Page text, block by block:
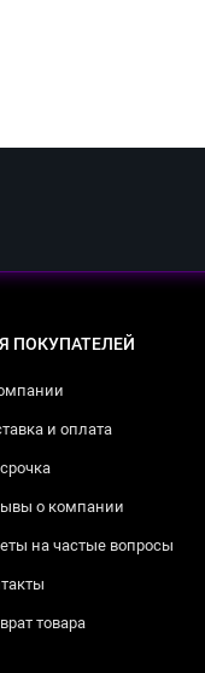
ПОКУПАТЕЛЕЙ
и оплата
о компании
на частые вопросы
товара